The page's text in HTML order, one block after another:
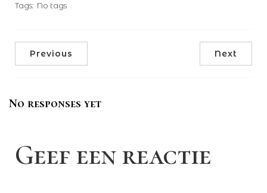
Tags: No tags
Previous Next
No responses yet
Geef een reactie